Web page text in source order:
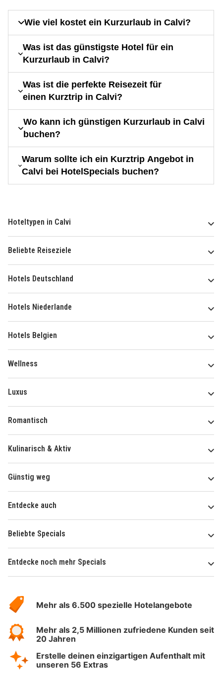
Wie viel kostet ein Kurzurlaub in Calvi?
Was ist das günstigste Hotel für ein
Kurzurlaub in Calvi?
Was ist die perfekte Reisezeit für
einen Kurztrip in Calvi?
Wo kann ich günstigen Kurzurlaub in Calvi
buchen?
Warum sollte ich ein Kurztrip Angebot in
Calvi bei HotelSpecials buchen?
Hoteltypen in Calvi
Beliebte Reiseziele
Hotels Deutschland
Hotels Niederlande
Hotels Belgien
Wellness
Luxus
Romantisch
Kulinarisch & Aktiv
Günstig weg
Entdecke auch
Beliebte Specials
Entdecke noch mehr Specials
Hotelspecials
Mehr als 6.500 spezielle Hotelangebote
Mehr als 2,5 Millionen zufriedene Kunden seit
20 Jahren
Erstelle deinen einzigartigen Aufenthalt mit
unseren 56 Extras